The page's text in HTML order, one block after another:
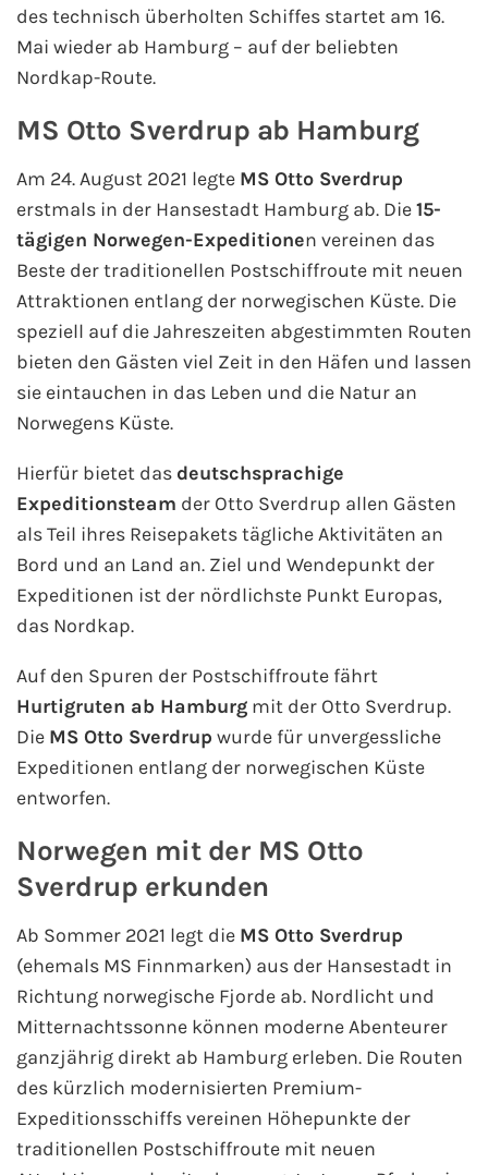
des technisch überholten Schiffes startet am 16.
Mai wieder ab Hamburg – auf der beliebten
Nordkap-Route.
MS Otto Sverdrup ab Hamburg
Am 24. August 2021 legte MS Otto Sverdrup
erstmals in der Hansestadt Hamburg ab. Die15-
tägigen Norwegen-Expeditionen vereinen das
Beste der traditionellen Postschiffroute mit neuen
Attraktionen entlang der norwegischen Küste. Die
speziell auf die Jahreszeiten abgestimmten Routen
bieten den Gästen viel Zeit in den Häfen und lassen
sie eintauchen in das Leben und die Natur an
Norwegens Küste.
Hierfür bietet das deutschsprachige
Expeditionsteam der Otto Sverdrup allen Gästen
als Teil ihres Reisepakets tägliche Aktivitäten an
Bord und an Land an. Ziel und Wendepunkt der
Expeditionen ist der nördlichste Punkt Europas,
das Nordkap.
Auf den Spuren der Postschiffroute fährt
Hurtigruten ab Hamburg mit der Otto Sverdrup.
Die MS Otto Sverdrup wurde für unvergessliche
Expeditionen entlang der norwegischen Küste
entworfen.
Norwegen mit der MS Otto
Sverdrup erkunden
Ab Sommer 2021 legt die MS Otto Sverdrup
(ehemals MS Finnmarken) aus der Hansestadt in
Richtung norwegische Fjorde ab. Nordlicht und
Mitternachtssonne können moderne Abenteurer
ganzjährig direkt ab Hamburg erleben. Die Routen
des kürzlich modernisierten Premium-
Expeditionsschiffs vereinen Höhepunkte der
traditionellen Postschiffroute mit neuen